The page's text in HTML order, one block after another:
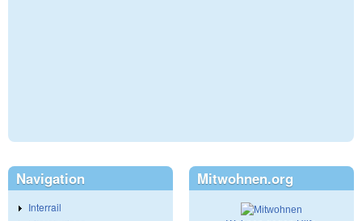
Navigation
Interrail
Mitwohnen.org